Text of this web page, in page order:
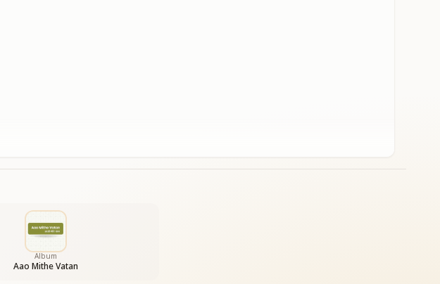
Album
Aao Mithe Vatan